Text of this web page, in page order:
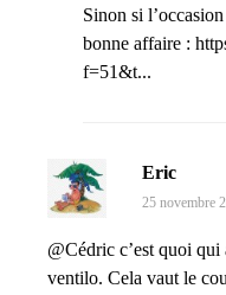
Sinon si
bonne affaire :
f=51&t...
Eric
25 novembre
@Cédric c’est quoi
ventilo. Cela vaut le